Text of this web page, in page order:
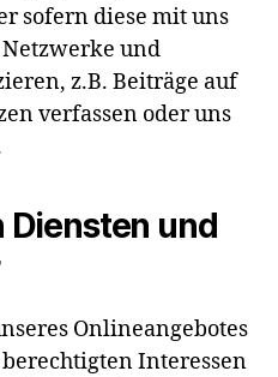
sofern diese mit uns
und
z.B. Beiträge auf
verfassen oder uns
Diensten und
Onlineangebotes
Interessen